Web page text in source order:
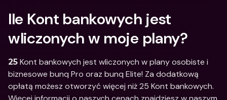
Ile Kont bankowych jest
wliczonych w moje plany?
25 Kont bankowych jest wliczonych w plany osobiste i
biznesowe bunq Pro oraz bunq Elite! Za dodatkową
opłatą możesz otworzyć więcej niż 25 Kont bankowych.